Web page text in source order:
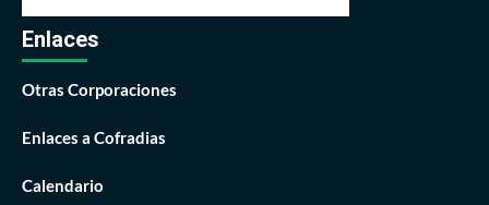
Enlaces
Otras Corporaciones
Enlaces a Cofradias
Calendario